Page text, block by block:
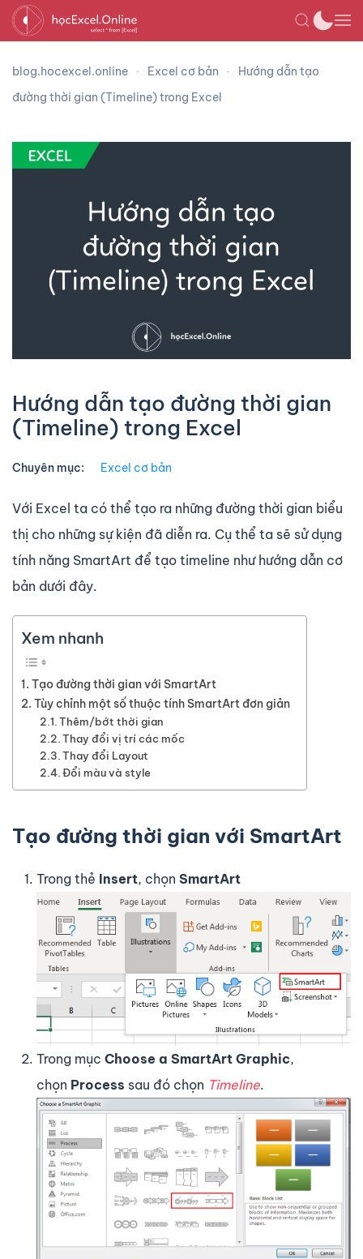
blog.hocexcel.online Excel cơ bản
Hướng dẫn tạo
đường thời gian (Timeline) trong Excel
Hướng dẫn tạo đường thời gian
(Timeline) trong Excel
Chuyên mục: Excel cơ bản
Với Excel ta có thể tạo ra những đường thời gian biểu
thị cho những sự kiện đã diễn ra. Cụ thể ta sẽ sử dụng
tính năng SmartArt để tạo timeline như hướng dẫn cơ
bản dưới đây.
Xem nhanh
Tạo đường thời gian với SmartArt
Tùy chỉnh một số thuộc tính SmartArt đơn giản
Thêm/bớt thời gian
Thay đổi vị trí các mốc
Thay đổi Layout
Đổi màu và style
Tạo đường thời gian với SmartArt
Trong thẻ Insert, chọn SmartArt
Trong mục Choose a SmartArt Graphic,
chọn Process sau đó chọn Timeline.